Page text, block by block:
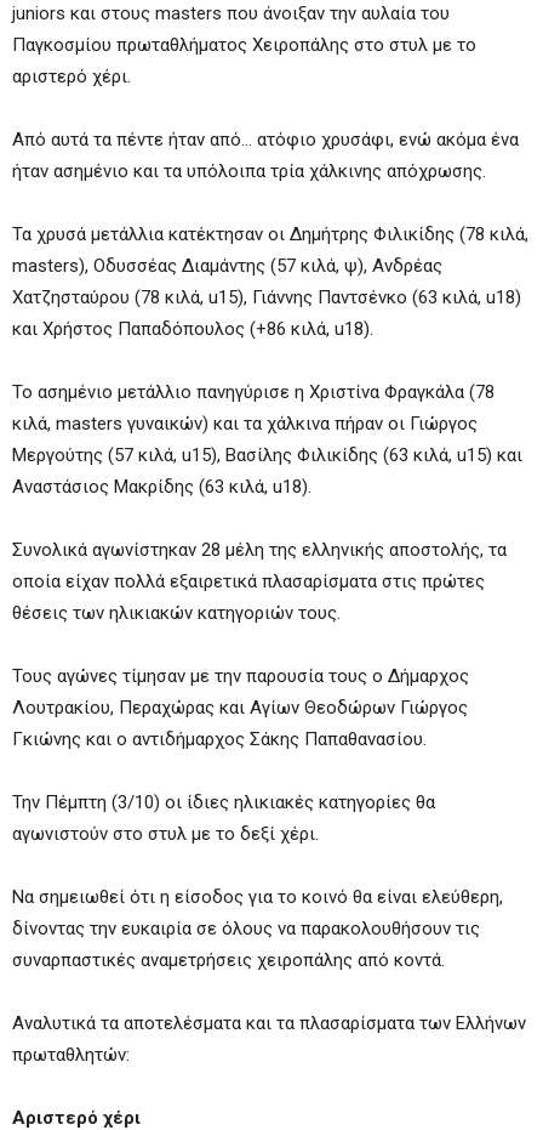
juniors και στους masters που άνοιξαν την αυλαία του
Παγκοσμίου πρωταθλήματος Χειροπάλης στο στυλ με το
αριστερό χέρι.
Από αυτά τα πέντε ήταν από… ατόφιο χρυσάφι, ενώ ακόμα ένα
ήταν ασημένιο και τα υπόλοιπα τρία χάλκινης απόχρωσης.
Τα χρυσά μετάλλια κατέκτησαν οι Δημήτρης Φιλικίδης (78 κιλά,
masters), Οδυσσέας Διαμάντης (57 κιλά, ψ), Ανδρέας
Χατζησταύρου (78 κιλά, u15), Γιάννης Παντσένκο (63 κιλά, u18)
και Χρήστος Παπαδόπουλος (+86 κιλά, u18).
Το ασημένιο μετάλλιο πανηγύρισε η Χριστίνα Φραγκάλα (78
κιλά, masters γυναικών) και τα χάλκινα πήραν οι Γιώργος
Μεργούτης (57 κιλά, u15), Βασίλης Φιλικίδης (63 κιλά, u15) και
Αναστάσιος Μακρίδης (63 κιλά, u18).
Συνολικά αγωνίστηκαν 28 μέλη της ελληνικής αποστολής, τα
οποία είχαν πολλά εξαιρετικά πλασαρίσματα στις πρώτες
θέσεις των ηλικιακών κατηγοριών τους.
Τους αγώνες τίμησαν με την παρουσία τους ο Δήμαρχος
Λουτρακίου, Περαχώρας και Αγίων Θεοδώρων Γιώργος
Γκιώνης και ο αντιδήμαρχος Σάκης Παπαθανασίου.
Την Πέμπτη (3/10) οι ίδιες ηλικιακές κατηγορίες θα
αγωνιστούν στο στυλ με το δεξί χέρι.
Να σημειωθεί ότι η είσοδος για το κοινό θα είναι ελεύθερη,
δίνοντας την ευκαιρία σε όλους να παρακολουθήσουν τις
συναρπαστικές αναμετρήσεις χειροπάλης από κοντά.
Αναλυτικά τα αποτελέσματα και τα πλασαρίσματα των Ελλήνων
πρωταθλητών:
Αριστερό χέρι